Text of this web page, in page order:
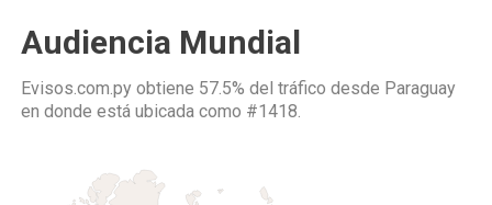
Audiencia Mundial
Evisos.com.py obtiene 57.5% del tráfico desde Paraguay
en donde está ubicada como #1418.